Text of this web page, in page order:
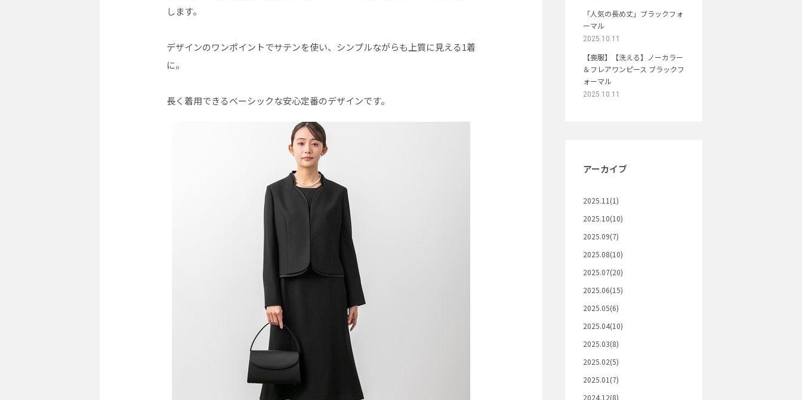
します。
デザインのワンポイントでサテンを使い、シンプルながらも上質に見える1着
に。
長く着用できるベーシックな安心定番のデザインです。
「人気の長め丈」ブラックフォ
ーマル
2025.10.11
【喪服】【洗える】ノーカラー
＆フレアワンピース ブラックフ
ォーマル
2025.10.11
アーカイブ
2025.11(1)
2025.10(10)
2025.09(7)
2025.08(10)
2025.07(20)
2025.06(15)
2025.05(6)
2025.04(10)
2025.03(8)
2025.02(5)
2025.01(7)
2024.12(8)